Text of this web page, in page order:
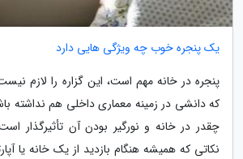
یک پنجره خوب چه ویژگی هایی دارد
پنجره در خانه مهم است، این گزاره را لازم
که دانشی در زمینه معماری داخلی هم نداشته
چقدر در خانه و نورگیر بودن آن تأثیرگذار
نکاتی که همیشه هنگام بازدید از یک خانه یا